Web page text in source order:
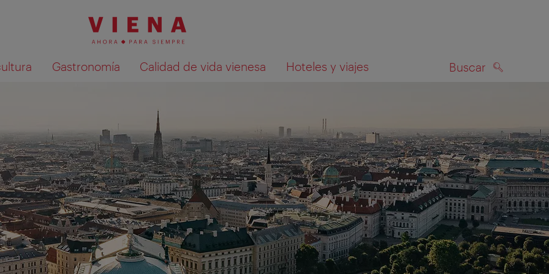
Gastronomía Calidad de vida vienesa Hoteles y viajes Buscar